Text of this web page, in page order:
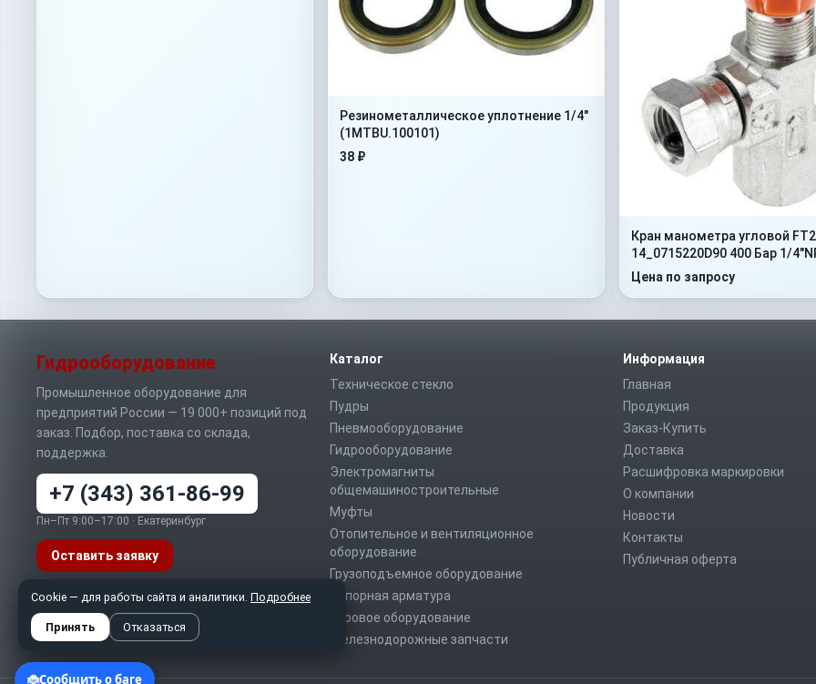
Резинометалличеcкое уплотнение 1/4"
(1MTBU.100101)
38 ₽
Кран манометра угловой
14_0715220D90 400 Бар 1/
Цена по запросу
Гидрооборудование
Промышленное оборудование для
предприятий России — 19 000+ позиций под
заказ. Подбор, поставка со склада,
поддержка.
+7 (343) 361-86-99
Пн–Пт 9:00–17:00 · Екатеринбург
Оставить заявку
WhatsApp Telegram MAX
info@sd-t.ru
Каталог
Техническое стекло
Пудры
Пневмооборудование
Гидрооборудование
Электромагниты
общемашиностроительные
Муфты
Отопительное и вентиляционное
оборудование
Грузоподъемное оборудование
Запорная арматура
Буровое оборудование
Железнодорожные запчасти
Информация
Главная
Продукция
Заказ-Купить
Доставка
Расшифровка маркировки
О компании
Новости
Контакты
Публичная оферта
Cookie — для работы сайта и аналитики. Подробнее
Принять Отказаться